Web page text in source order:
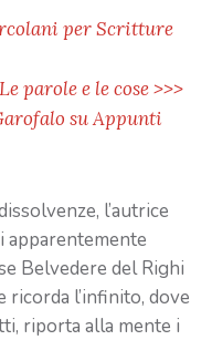
per Scritture
parole e le cose >>>
su Appunti
l’autrice
apparentemente
Belvedere del Righi
ricorda l’infinito, dove
riporta alla mente i